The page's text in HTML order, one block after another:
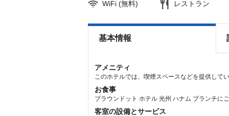
WiFi (無料) レストラン
基本情報
アメニティ
このホテルでは、喫煙スペースなどを提供して
お食事
ブラウンドット ホテル 光州 ハナム ブランチに
客室の設備とサービス